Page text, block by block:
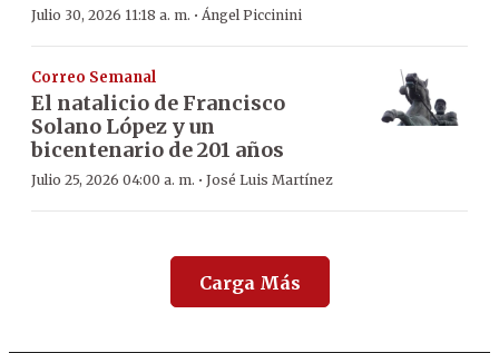
Julio 30, 2026 11:18 a. m. · Ángel Piccinini
Correo Semanal
El natalicio de Francisco
Solano López y un
bicentenario de 201 años
Julio 25, 2026 04:00 a. m. · José Luis Martínez
Carga Más